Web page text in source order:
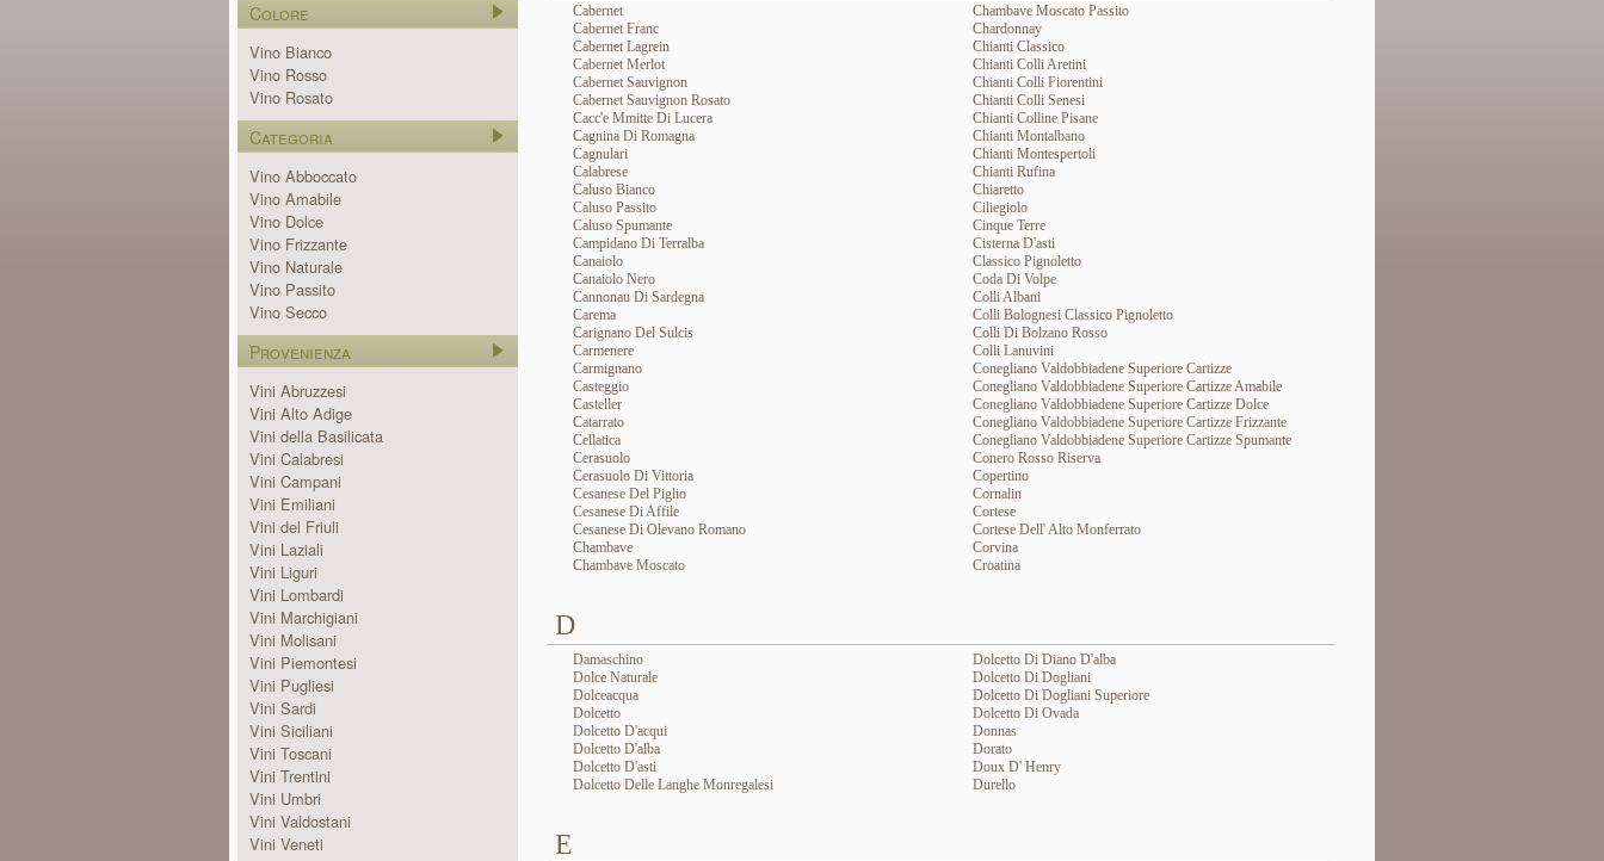
Colore
Vino Bianco
Vino Rosso
Vino Rosato
Categoria
Vino Abboccato
Vino Amabile
Vino Dolce
Vino Frizzante
Vino Naturale
Vino Passito
Vino Secco
Provenienza
Vini Abruzzesi
Vini Alto Adige
Vini della Basilicata
Vini Calabresi
Vini Campani
Vini Emiliani
Vini del Friuli
Vini Laziali
Vini Liguri
Vini Lombardi
Vini Marchigiani
Vini Molisani
Vini Piemontesi
Vini Pugliesi
Vini Sardi
Vini Siciliani
Vini Toscani
Vini Trentini
Vini Umbri
Vini Valdostani
Vini Veneti
Cabernet
Cabernet Franc
Cabernet Lagrein
Cabernet Merlot
Cabernet Sauvignon
Cabernet Sauvignon Rosato
Cacc'e Mmitte Di Lucera
Cagnina Di Romagna
Cagnulari
Calabrese
Caluso Bianco
Caluso Passito
Caluso Spumante
Campidano Di Terralba
Canaiolo
Canaiolo Nero
Cannonau Di Sardegna
Carema
Carignano Del Sulcis
Carmenere
Carmignano
Casteggio
Casteller
Catarrato
Cellatica
Cerasuolo
Cerasuolo Di Vittoria
Cesanese Del Piglio
Cesanese Di Affile
Cesanese Di Olevano Romano
Chambave
Chambave Moscato
Chambave Moscato Passito
Chardonnay
Chianti Classico
Chianti Colli Aretini
Chianti Colli Fiorentini
Chianti Colli Senesi
Chianti Colline Pisane
Chianti Montalbano
Chianti Montespertoli
Chianti Rufina
Chiaretto
Ciliegiolo
Cinque Terre
Cisterna D'asti
Classico Pignoletto
Coda Di Volpe
Colli Albani
Colli Bolognesi Classico Pignoletto
Colli Di Bolzano Rosso
Colli Lanuvini
Conegliano Valdobbiadene Superiore Cartizze
Conegliano Valdobbiadene Superiore Cartizze Amabile
Conegliano Valdobbiadene Superiore Cartizze Dolce
Conegliano Valdobbiadene Superiore Cartizze Frizzante
Conegliano Valdobbiadene Superiore Cartizze Spumante
Conero Rosso Riserva
Copertino
Cornalin
Cortese
Cortese Dell' Alto Monferrato
Corvina
Croatina
D
Damaschino
Dolce Naturale
Dolceacqua
Dolcetto
Dolcetto D'acqui
Dolcetto D'alba
Dolcetto D'asti
Dolcetto Delle Langhe Monregalesi
Dolcetto Di Diano D'alba
Dolcetto Di Dogliani
Dolcetto Di Dogliani Superiore
Dolcetto Di Ovada
Donnas
Dorato
Doux D' Henry
Durello
E